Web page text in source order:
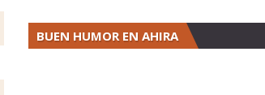
BUEN HUMOR EN AHIRA